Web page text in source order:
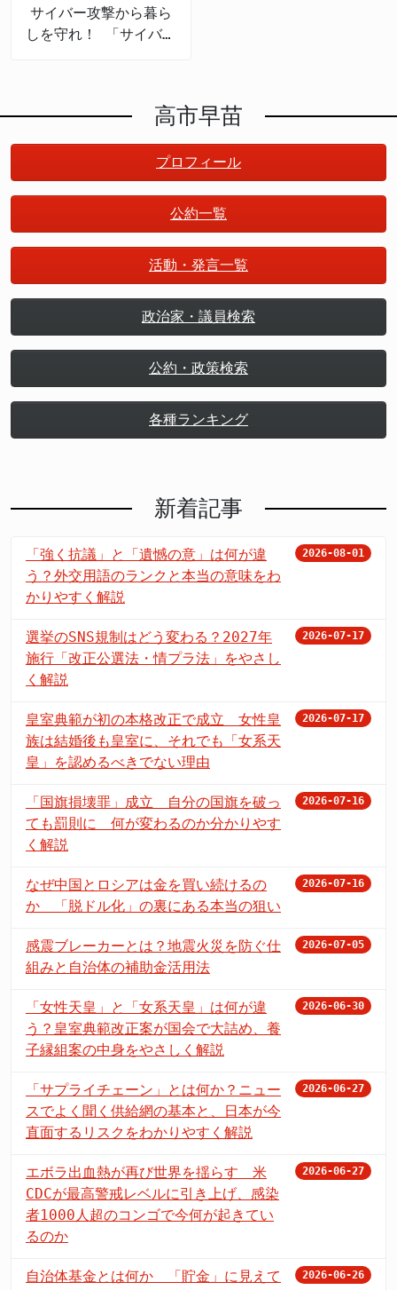
サイバー攻撃から暮ら
しを守れ！ 「サイバー
高市早苗
プロフィール
公約一覧
活動・発言一覧
政治家・議員検索
公約・政策検索
各種ランキング
新着記事
「強く抗議」と「遺憾の意」は何が違
う？外交用語のランクと本当の意味をわ
かりやすく解説
2026-08-01
選挙のSNS規制はどう変わる？2027年
施行「改正公選法・情プラ法」をやさし
く解説
2026-07-17
皇室典範が初の本格改正で成立 女性皇
族は結婚後も皇室に、それでも「女系天
皇」を認めるべきでない理由
2026-07-17
「国旗損壊罪」成立 自分の国旗を破っ
ても罰則に 何が変わるのか分かりやす
く解説
2026-07-16
なぜ中国とロシアは金を買い続けるの
か 「脱ドル化」の裏にある本当の狙い
2026-07-16
感震ブレーカーとは？地震火災を防ぐ仕
組みと自治体の補助金活用法
2026-07-05
「女性天皇」と「女系天皇」は何が違
う？皇室典範改正案が国会で大詰め、養
子縁組案の中身をやさしく解説
2026-06-30
「サプライチェーン」とは何か？ニュー
スでよく聞く供給網の基本と、日本が今
直面するリスクをわかりやすく解説
2026-06-27
エボラ出血熱が再び世界を揺らす 米
CDCが最高警戒レベルに引き上げ、感染
者1000人超のコンゴで今何が起きてい
るのか
2026-06-27
自治体基金とは何か 「貯金」に見えて
2026-06-26